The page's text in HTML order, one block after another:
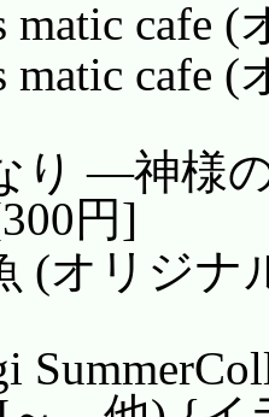
matic cafe
matic cafe
り ―神様
円]
(オリジナ